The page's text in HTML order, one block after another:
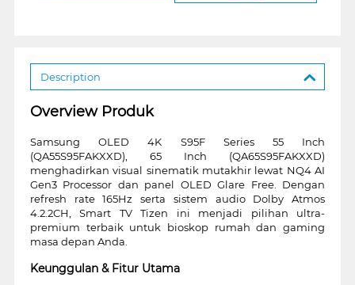
Description
Overview Produk
Samsung OLED 4K S95F Series 55 Inch
(QA55S95FAKXXD), 65 Inch (QA65S95FAKXXD)
menghadirkan visual sinematik mutakhir lewat NQ4 AI
Gen3 Processor dan panel OLED Glare Free. Dengan
refresh rate 165Hz serta sistem audio Dolby Atmos
4.2.2CH, Smart TV Tizen ini menjadi pilihan ultra-
premium terbaik untuk bioskop rumah dan gaming
masa depan Anda.
Keunggulan & Fitur Utama